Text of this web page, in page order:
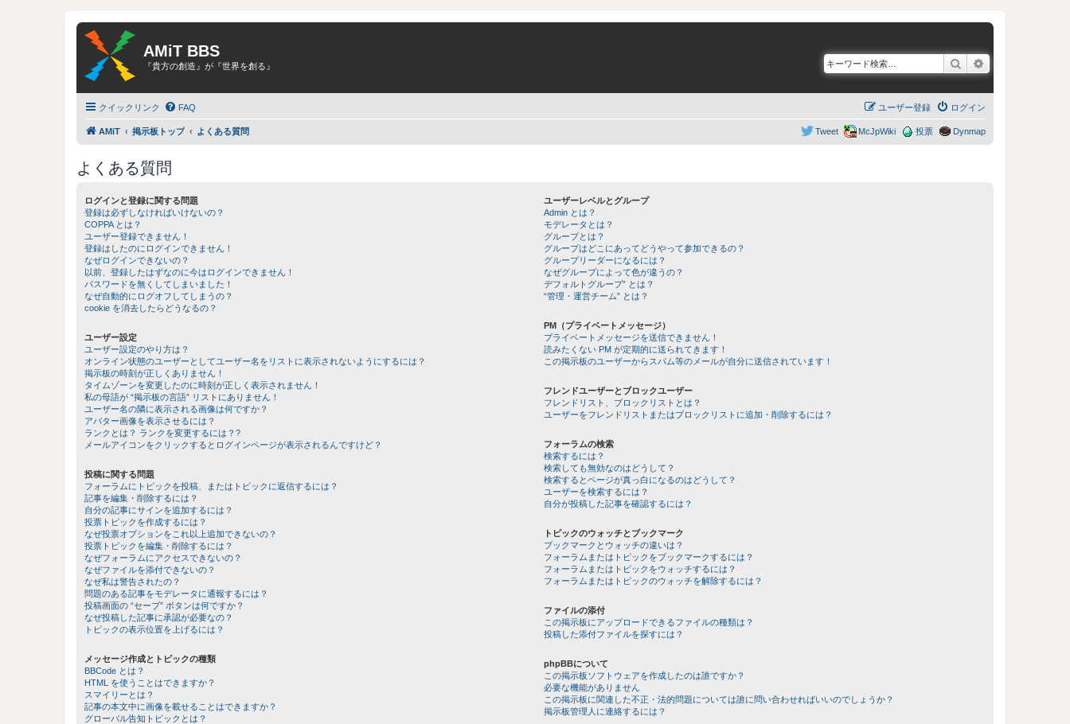
AMiT BBS
『貴方の創造』が『世界を創る』 検索
クイックリンク FAQ ログイン
ユーザー登録
AMiT 掲示板トップ よくある質問 Dynmap
投票
McJpWiki
Tweet
よくある質問
ログインと登録に関する問題
登録は必ずしなければいけないの？
COPPA とは？
ユーザー登録できません！
登録はしたのにログインできません！
なぜログインできないの？
以前、登録したはずなのに今はログインできません！
パスワードを無くしてしまいました！
なぜ自動的にログオフしてしまうの？
cookie を消去したらどうなるの？
ユーザー設定
ユーザー設定のやり方は？
オンライン状態のユーザーとしてユーザー名をリストに表示されないようにするには？
掲示板の時刻が正しくありません！
タイムゾーンを変更したのに時刻が正しく表示されません！
私の母語が “掲示板の言語” リストにありません！
ユーザー名の隣に表示される画像は何ですか？
アバター画像を表示させるには？
ランクとは？ ランクを変更するには？?
メールアイコンをクリックするとログインページが表示されるんですけど？
投稿に関する問題
フォーラムにトピックを投稿、またはトピックに返信するには？
記事を編集・削除するには？
自分の記事にサインを追加するには？
投票トピックを作成するには？
なぜ投票オプションをこれ以上追加できないの？
投票トピックを編集・削除するには？
なぜフォーラムにアクセスできないの？
なぜファイルを添付できないの？
なぜ私は警告されたの？
問題のある記事をモデレータに通報するには？
投稿画面の “セーブ” ボタンは何ですか？
なぜ投稿した記事に承認が必要なの？
トピックの表示位置を上げるには？
メッセージ作成とトピックの種類
BBCode とは？
HTML を使うことはできますか？
スマイリーとは？
記事の本文中に画像を載せることはできますか？
グローバル告知トピックとは？
ユーザーレベルとグループ
Admin とは？
モデレータとは？
グループとは？
グループはどこにあってどうやって参加できるの？
グループリーダーになるには？
なぜグループによって色が違うの？
デフォルトグループ” とは？
“管理・運営チーム” とは？
PM（プライベートメッセージ）
プライベートメッセージを送信できません！
読みたくない PM が定期的に送られてきます！
この掲示板のユーザーからスパム等のメールが自分に送信されています！
フレンドユーザーとブロックユーザー
フレンドリスト、ブロックリストとは？
ユーザーをフレンドリストまたはブロックリストに追加・削除するには？
フォーラムの検索
検索するには？
検索しても無効なのはどうして？
検索するとページが真っ白になるのはどうして？
ユーザーを検索するには？
自分が投稿した記事を確認するには？
トピックのウォッチとブックマーク
ブックマークとウォッチの違いは？
フォーラムまたはトピックをブックマークするには？
フォーラムまたはトピックをウォッチするには？
フォーラムまたはトピックのウォッチを解除するには？
ファイルの添付
この掲示板にアップロードできるファイルの種類は？
投稿した添付ファイルを探すには？
phpBBについて
この掲示板ソフトウェアを作成したのは誰ですか？
必要な機能がありません
この掲示板に関連した不正・法的問題については誰に問い合わせればいいのでしょうか？
掲示板管理人に連絡するには？